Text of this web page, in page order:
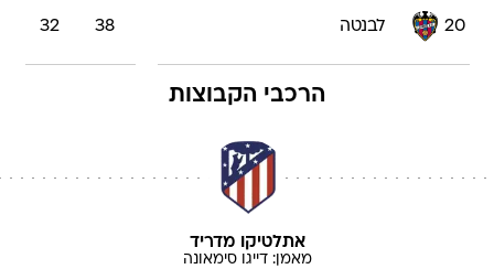
20 לבנטה 38
32
הרכבי הקבוצות
אתלטיקו מדריד
מאמן:דייגו סימאונה